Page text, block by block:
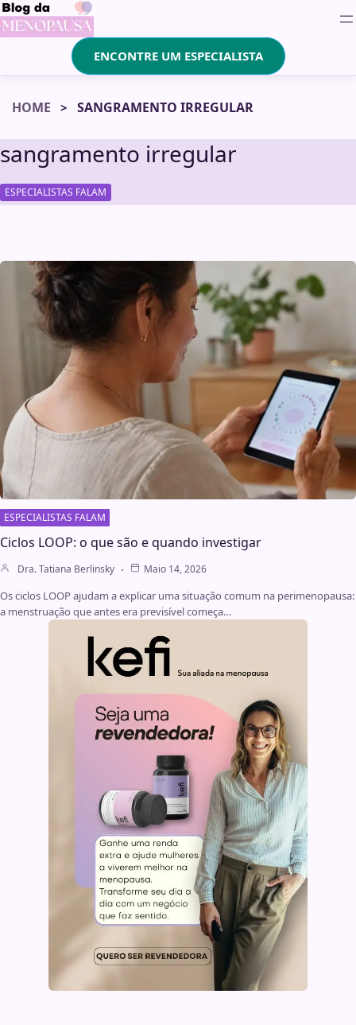
ENCONTRE UM ESPECIALISTA
HOME SANGRAMENTO IRREGULAR
sangramento irregular
ESPECIALISTAS FALAM
ESPECIALISTAS FALAM
Ciclos LOOP: o que são e quando investigar
Dra. Tatiana Berlinsky Maio 14, 2026
Os ciclos LOOP ajudam a explicar uma situação comum na perimenopausa:
a menstruação que antes era previsível começa…